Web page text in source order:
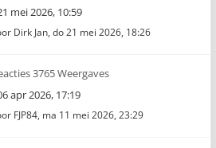
mei 2026, 10:59
Dirk Jan, do 21 mei 2026, 18:26
3765 Weergaves
apr 2026, 17:19
FJP84, ma 11 mei 2026, 23:29